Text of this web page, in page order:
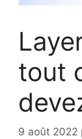
tout
9 août 2022